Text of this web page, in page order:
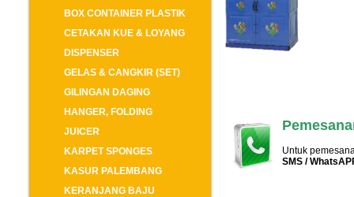
BOX CONTAINER PLASTIK
CETAKAN KUE & LOYANG
DISPENSER
GELAS & CANGKIR (SET)
GILINGAN DAGING
HANGER, FOLDING
JUICER
KARPET SPONGES
KASUR PALEMBANG
KERANJANG BAJU
Untuk
SMS /